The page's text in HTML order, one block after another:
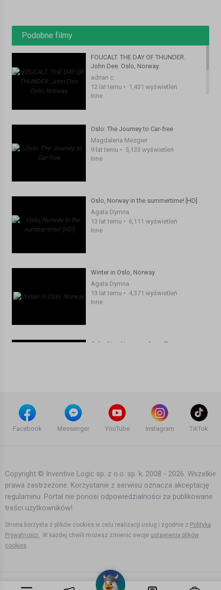
Podobne filmy
FOUCALT. THE DAY OF THUNDER.
John Dee. Oslo, Norway.
adrian c.
12 lat temu • 1,431 wyświetleń
Inne
Oslo: The Journey to Car-free
Magdalena Mezgier
9 lat temu • 5,133 wyświetleń
Inne
Oslo, Norway in the summertime! [HD]
Agata Dymna
13 lat temu • 6,111 wyświetleń
Inne
Winter in Oslo, Norway
Agata Dymna
13 lat temu • 4,371 wyświetleń
Inne
Oslo City - Norway - Open Top
SUMMER HOLIDAYS IN NORWAY 2012
GDAŃSK - OSLO RYGGE HD MODERN
Dramatic Hardanger Fjord road RV7 -
Fjord Norway
Inne
Agata Dymna
13 lat temu
•
Facebook Messenger YouTube Instagram TikTok
Copyright © Inventive Logic sp. z o.o. sp. k. 2008 - 2026. Wszelkie
prawa zastrzeżone. Korzystanie z serwisu oznacza akceptację
regulaminu. Portal nie ponosi odpowiedzialności za publikowane
treści użytkowników!
Strona korzysta z plików cookies w celu realizacji usług i zgodnie z Polityką
Prywatności. W każdej chwili możesz zmienić swoje ustawienia plików
cookies